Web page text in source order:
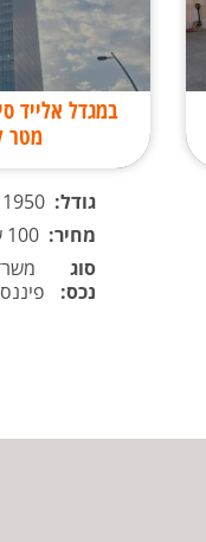
מטר
גודל:
מחיר:
סוג
נכס: